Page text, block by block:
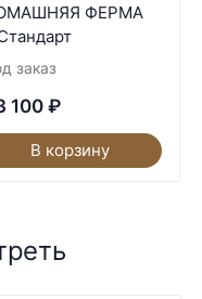
ФЕРМА
заказ
100 ₽
В корзину